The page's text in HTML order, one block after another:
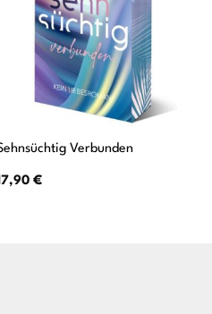
Verbunden
€